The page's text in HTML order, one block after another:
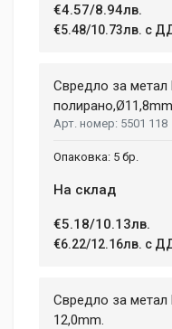
€4.57/8.94лв.
€5.48/10.73лв. с
Свредло за метал
полиранo,Ø11,8mm.
5501 118
5 бр.
На склад
€5.18/10.13лв.
€6.22/12.16лв. с
Свредло за метал
12,0mm.